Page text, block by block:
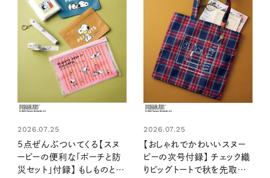
2026.07.25
5点ぜんぶついてくる【スヌ
ーピーの便利な「ポーチと防
災セット」付録】 もしものとき
2026.07.25
【おしゃれでかわいいスヌー
ピーの次号付録】 チェック織
りビッグトートで秋を先取り！